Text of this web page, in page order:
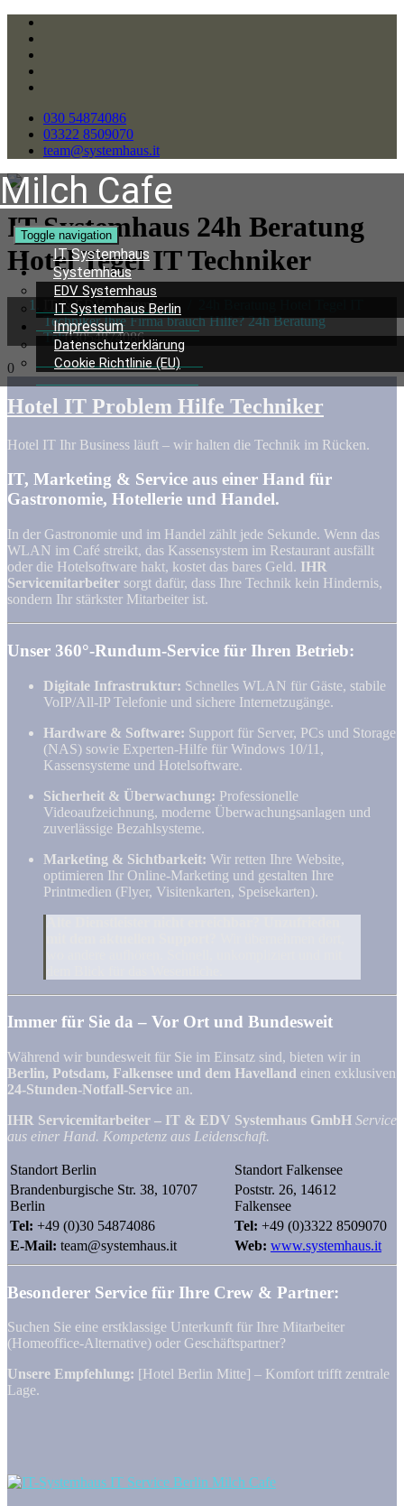
030 54874086
03322 8509070
team@systemhaus.it
Milch Cafe
Toggle navigation
IT Systemhaus
Systemhaus
EDV Systemhaus
IT Systemhaus Berlin
Impressum
Datenschutzerklärung
Cookie Richtlinie (EU)
IT Systemhaus 24h Beratung
Hotel Tegel IT Techniker
IT & EDV Systemhaus
Techniker Ihre Firma brauch Hilfe? 24h Beratung
Tel:03054874086
0
Hotel IT Problem Hilfe Techniker
Hotel IT Ihr Business läuft – wir halten die Technik im Rücken.
IT, Marketing & Service aus einer Hand für
Gastronomie, Hotellerie und Handel.
In der Gastronomie und im Handel zählt jede Sekunde. Wenn das
WLAN im Café streikt, das Kassensystem im Restaurant ausfällt
oder die Hotelsoftware hakt, kostet das bares Geld. IHR
Servicemitarbeiter sorgt dafür, dass Ihre Technik kein Hindernis,
sondern Ihr stärkster Mitarbeiter ist.
Unser 360°-Rundum-Service für Ihren Betrieb:
Digitale Infrastruktur: Schnelles WLAN für Gäste, stabile
VoIP/All-IP Telefonie und sichere Internetzugänge.
Hardware & Software: Support für Server, PCs und Storage
(NAS) sowie Experten-Hilfe für Windows 10/11,
Kassensysteme und Hotelsoftware.
Sicherheit & Überwachung: Professionelle
Videoaufzeichnung, moderne Überwachungsanlagen und
zuverlässige Bezahlsysteme.
Marketing & Sichtbarkeit: Wir retten Ihre Website,
optimieren Ihr Online-Marketing und gestalten Ihre
Printmedien (Flyer, Visitenkarten, Speisekarten).
Immer für Sie da – Vor Ort und Bundesweit
Während wir bundesweit für Sie im Einsatz sind, bieten wir in
Berlin, Potsdam, Falkensee und dem Havelland einen exklusiven
24-Stunden-Notfall-Service an.
IHR Servicemitarbeiter – IT & EDV Systemhaus GmbH Service
aus einer Hand. Kompetenz aus Leidenschaft.
Standort Berlin
Standort Falkensee
Brandenburgische Str. 38, 10707
Berlin
Poststr. 26, 14612
Falkensee
Tel: +49 (0)30 54874086 Tel: +49 (0)3322 8509070
E-Mail: team@systemhaus.it Web: www.systemhaus.it
Besonderer Service für Ihre Crew & Partner:
Suchen Sie eine erstklassige Unterkunft für Ihre Mitarbeiter
(Homeoffice-Alternative) oder Geschäftspartner?
Unsere Empfehlung: [Hotel Berlin Mitte] – Komfort trifft zentrale
Lage.